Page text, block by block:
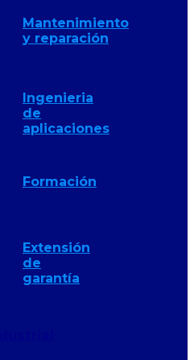
Mantenimiento
y reparación
Ingenieria
de
aplicaciones
Formación
Extensión
de
garantía